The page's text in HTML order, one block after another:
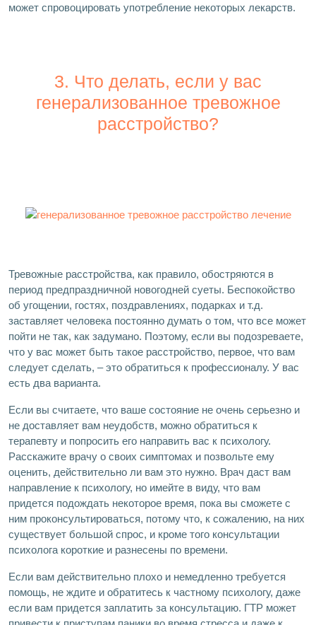
может спровоцировать употребление некоторых лекарств.
3. Что делать, если у вас
генерализованное тревожное
расстройство?
Тревожные расстройства, как правило, обостряются в
период предпраздничной новогодней суеты. Беспокойство
об угощении, гостях, поздравлениях, подарках и т.д.
заставляет человека постоянно думать о том, что все может
пойти не так, как задумано. Поэтому, если вы подозреваете,
что у вас может быть такое расстройство, первое, что вам
следует сделать, – это обратиться к профессионалу. У вас
есть два варианта.
Если вы считаете, что ваше состояние не очень серьезно и
не доставляет вам неудобств, можно обратиться к
терапевту и попросить его направить вас к психологу.
Расскажите врачу о своих симптомах и позвольте ему
оценить, действительно ли вам это нужно. Врач даст вам
направление к психологу, но имейте в виду, что вам
придется подождать некоторое время, пока вы сможете с
ним проконсультироваться, потому что, к сожалению, на них
существует большой спрос, и кроме того консультации
психолога короткие и разнесены по времени.
Если вам действительно плохо и немедленно требуется
помощь, не ждите и обратитесь к частному психологу, даже
если вам придется заплатить за консультацию. ГТР может